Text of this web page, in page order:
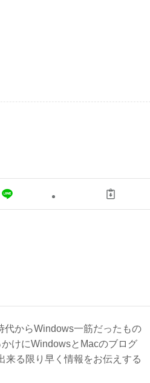
代からWindows一筋だったもの
けにWindowsとMacのブログ
来る限り早く情報をお伝えする